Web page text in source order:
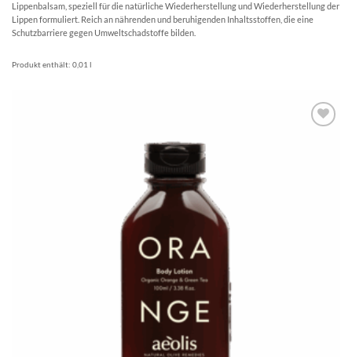
Lippenbalsam, speziell für die natürliche Wiederherstellung und Wiederherstellung der
Lippen formuliert. Reich an nährenden und beruhigenden Inhaltsstoffen, die eine
Schutzbarriere gegen Umweltschadstoffe bilden.
Produkt enthält: 0,01l